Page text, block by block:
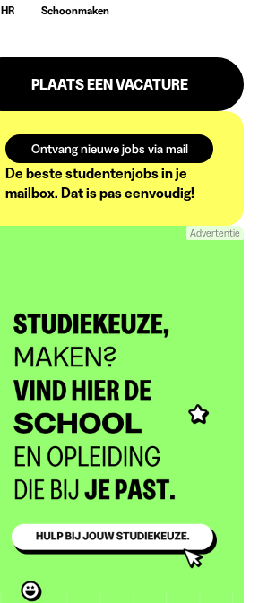
HR Schoonmaken
PLAATS EEN VACATURE
Ontvang nieuwe jobs via mail
De beste studentenjobs in je
mailbox. Dat is pas eenvoudig!
Advertentie